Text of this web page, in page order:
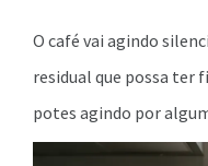
O café vai agindo
residual que possa ter
potes agindo por